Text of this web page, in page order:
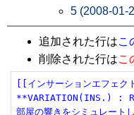
5 (2008-01-
追加された行はこ
削除された行はこ
[[インサーションエフェ
**VARIATION(INS.) :
部屋の響きをシミュレート